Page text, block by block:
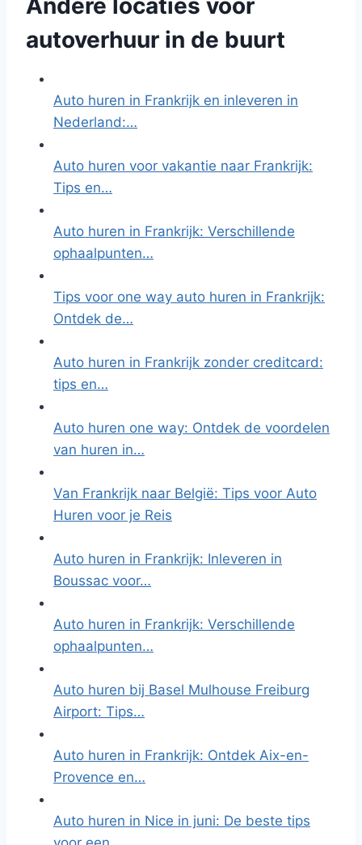
Andere locaties voor
autoverhuur in de buurt
Auto huren in Frankrijk en inleveren in
Nederland:…
Auto huren voor vakantie naar Frankrijk:
Tips en…
Auto huren in Frankrijk: Verschillende
ophaalpunten…
Tips voor one way auto huren in Frankrijk:
Ontdek de…
Auto huren in Frankrijk zonder creditcard:
tips en…
Auto huren one way: Ontdek de voordelen
van huren in…
Van Frankrijk naar België: Tips voor Auto
Huren voor je Reis
Auto huren in Frankrijk: Inleveren in
Boussac voor…
Auto huren in Frankrijk: Verschillende
ophaalpunten…
Auto huren bij Basel Mulhouse Freiburg
Airport: Tips…
Auto huren in Frankrijk: Ontdek Aix-en-
Provence en…
Auto huren in Nice in juni: De beste tips